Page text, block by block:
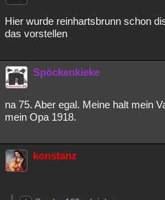
Hier wurde reinhartsbrunn schon
das vorstellen
Spöckenkieke
na 75. Aber egal. Meine halt mein
mein Opa 1918.
konstanz